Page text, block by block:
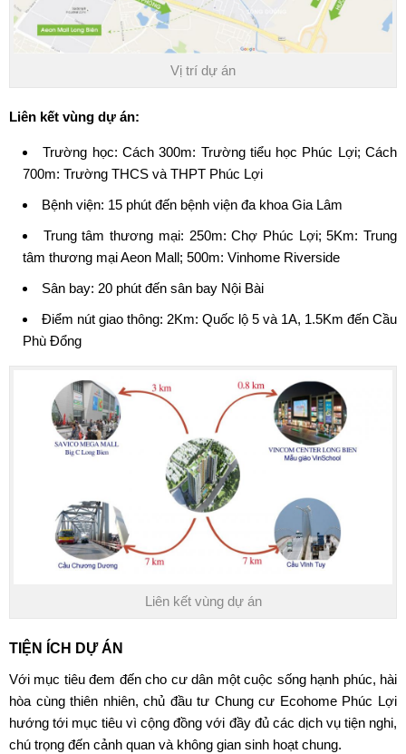
Vị trí dự án
Liên kết vùng dự án:
Trường học: Cách 300m: Trường tiểu học Phúc Lợi; Cách
700m: Trường THCS và THPT Phúc Lợi
Bệnh viện: 15 phút đến bệnh viện đa khoa Gia Lâm
Trung tâm thương mại: 250m: Chợ Phúc Lợi; 5Km: Trung
tâm thương mại Aeon Mall; 500m: Vinhome Riverside
Sân bay: 20 phút đến sân bay Nội Bài
Điểm nút giao thông: 2Km: Quốc lộ 5 và 1A, 1.5Km đến Cầu
Phù Đổng
Liên kết vùng dự án
TIỆN ÍCH DỰ ÁN
Với mục tiêu đem đến cho cư dân một cuộc sống hạnh phúc, hài
hòa cùng thiên nhiên, chủ đầu tư Chung cư Ecohome Phúc Lợi
hướng tới mục tiêu vì cộng đồng với đầy đủ các dịch vụ tiện nghi,
chú trọng đến cảnh quan và không gian sinh hoạt chung.